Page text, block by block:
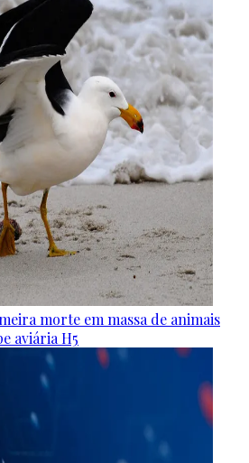
morte em massa de animais
aviária H5